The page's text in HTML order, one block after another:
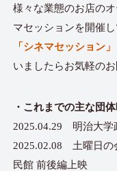
様々な業態のお店の
マセッションを開催
「シネマセッション」
いましたらお気軽の
・これまでの主な団
2025.04.29 明治大
2025.02.08 土曜日
民館 前後編上映